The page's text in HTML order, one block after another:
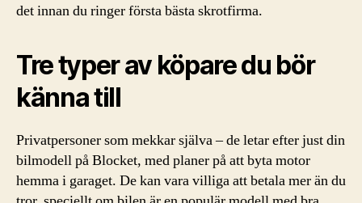
det innan du ringer första bästa skrotfirma.
Tre typer av köpare du bör
känna till
Privatpersoner som mekkar själva – de letar efter just din
bilmodell på Blocket, med planer på att byta motor
hemma i garaget. De kan vara villiga att betala mer än du